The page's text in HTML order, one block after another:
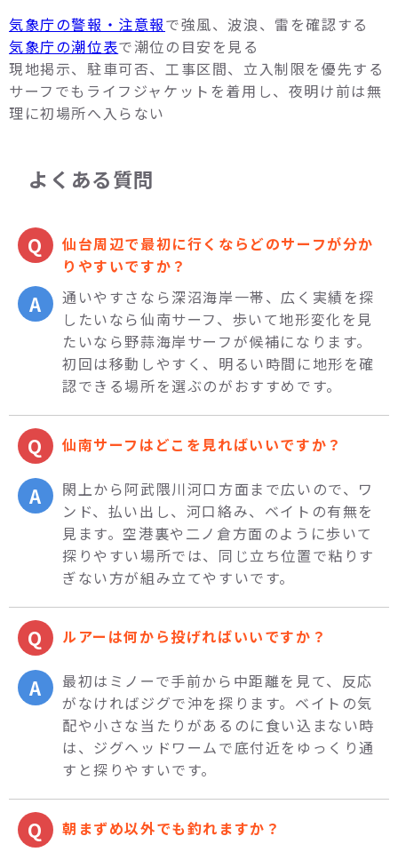
気象庁の警報・注意報で強風、波浪、雷を確認する
気象庁の潮位表で潮位の目安を見る
現地掲示、駐車可否、工事区間、立入制限を優先する
サーフでもライフジャケットを着用し、夜明け前は無
理に初場所へ入らない
よくある質問
仙台周辺で最初に行くならどのサーフが分か
りやすいですか？
通いやすさなら深沼海岸一帯、広く実績を探
したいなら仙南サーフ、歩いて地形変化を見
たいなら野蒜海岸サーフが候補になります。
初回は移動しやすく、明るい時間に地形を確
認できる場所を選ぶのがおすすめです。
仙南サーフはどこを見ればいいですか？
閖上から阿武隈川河口方面まで広いので、ワ
ンド、払い出し、河口絡み、ベイトの有無を
見ます。空港裏や二ノ倉方面のように歩いて
探りやすい場所では、同じ立ち位置で粘りす
ぎない方が組み立てやすいです。
ルアーは何から投げればいいですか？
最初はミノーで手前から中距離を見て、反応
がなければジグで沖を探ります。ベイトの気
配や小さな当たりがあるのに食い込まない時
は、ジグヘッドワームで底付近をゆっくり通
すと探りやすいです。
朝まずめ以外でも釣れますか？